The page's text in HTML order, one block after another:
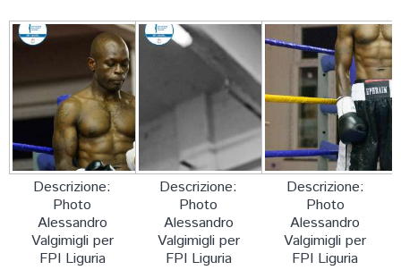
Descrizione:
Photo
Alessandro
Valgimigli per
FPI Liguria
Descrizione:
Photo
Alessandro
Valgimigli per
FPI Liguria
Descrizione:
Photo
Alessandro
Valgimigli per
FPI Liguria